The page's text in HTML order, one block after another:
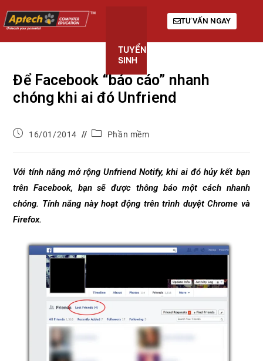
TUYỂN
SINH
TƯ VẤN NGAY
Để Facebook “báo cáo” nhanh
chóng khi ai đó Unfriend
16/01/2014 Phần mềm
Với tính năng mở rộng Unfriend Notify, khi ai đó hủy kết bạn
trên Facebook, bạn sẽ được thông báo một cách nhanh
chóng. Tính năng này hoạt động trên trình duyệt Chrome và
Firefox.